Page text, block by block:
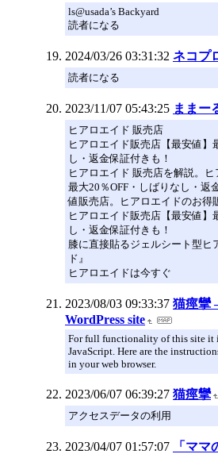
ls@usada’s Backyard
読者になる
2024/03/26 03:31:32 ネコプ
読者になる
2023/11/07 05:43:25 ままー
ヒアロエイド 販売店
ヒアロエイド販売店【最安値】
し・返金保証付きも！
ヒアロエイド 販売店を解説。
最大20％OFF・しばりなし・返
値販売店。ヒアロエイドのお得
ヒアロエイド販売店【最安値】
し・返金保証付きも！
膝に直接貼るジェルシート型ヒ
ド』
ヒアロエイドは今すぐ
2023/08/03 09:33:37 猫痙攣
WordPress site
For full functionality of this site it
JavaScript. Here are the
in your web browser.
2023/06/07 06:39:27 猫痙攣
アクセスデータの利用
2023/04/07 01:57:07
「マ